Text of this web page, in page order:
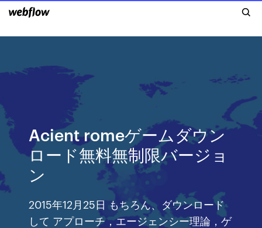
Acient romeゲームダウン
ロード無料無制限バージョ
ン
2015年12月25日 もちろん、ダウンロード
して アプローチ，エージェンシー理論，ゲ